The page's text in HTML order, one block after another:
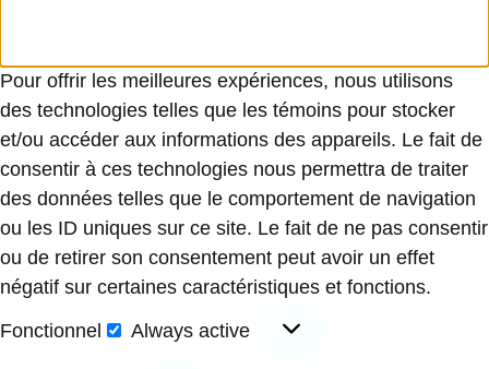
Pour offrir les meilleures expériences, nous utilisons
des technologies telles que les témoins pour stocker
et/ou accéder aux informations des appareils. Le fait de
consentir à ces technologies nous permettra de traiter
des données telles que le comportement de navigation
ou les ID uniques sur ce site. Le fait de ne pas consentir
ou de retirer son consentement peut avoir un effet
négatif sur certaines caractéristiques et fonctions.
Fonctionnel
Always active